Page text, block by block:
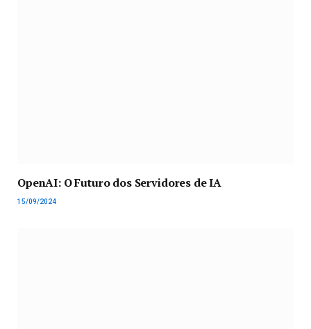
OpenAI: O Futuro dos Servidores de IA
15/09/2024